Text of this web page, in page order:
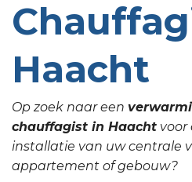
Haacht
Op zoek naar een
chauffagist in Haacht voor
installatie van uw centrale
appartement of gebouw?